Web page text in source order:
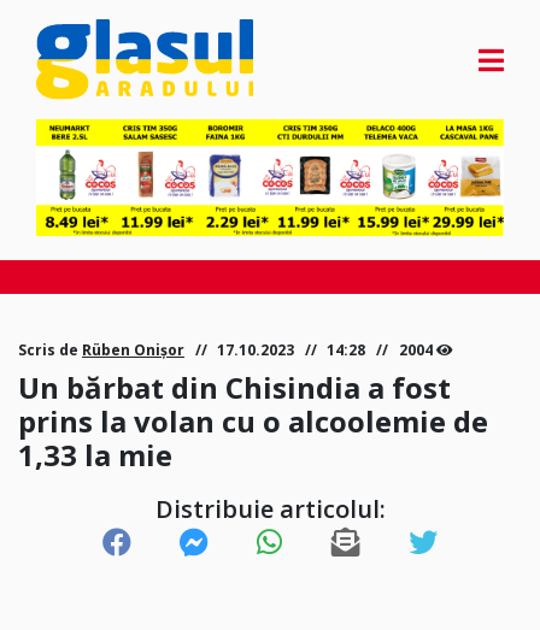
Scris de Rüben Onișor 17.10.2023 14:28 2004
Un bărbat din Chisindia a fost
prins la volan cu o alcoolemie de
1,33 la mie
Distribuie articolul: